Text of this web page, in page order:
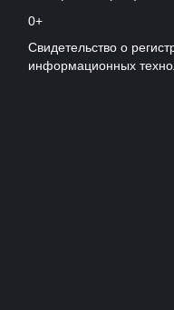
0+
Свидетельство о
информационных